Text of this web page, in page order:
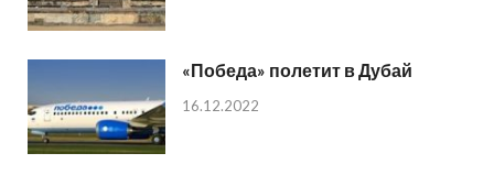
«Победа» полетит в Дубай
16.12.2022